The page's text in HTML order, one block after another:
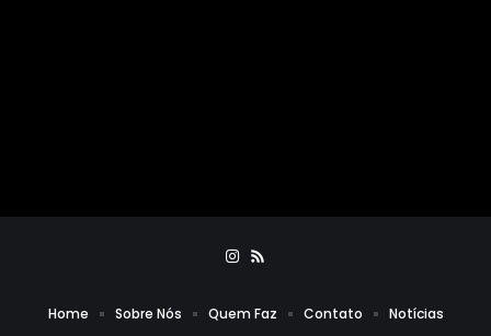
Home Sobre Nós Quem Faz Contato Notícias